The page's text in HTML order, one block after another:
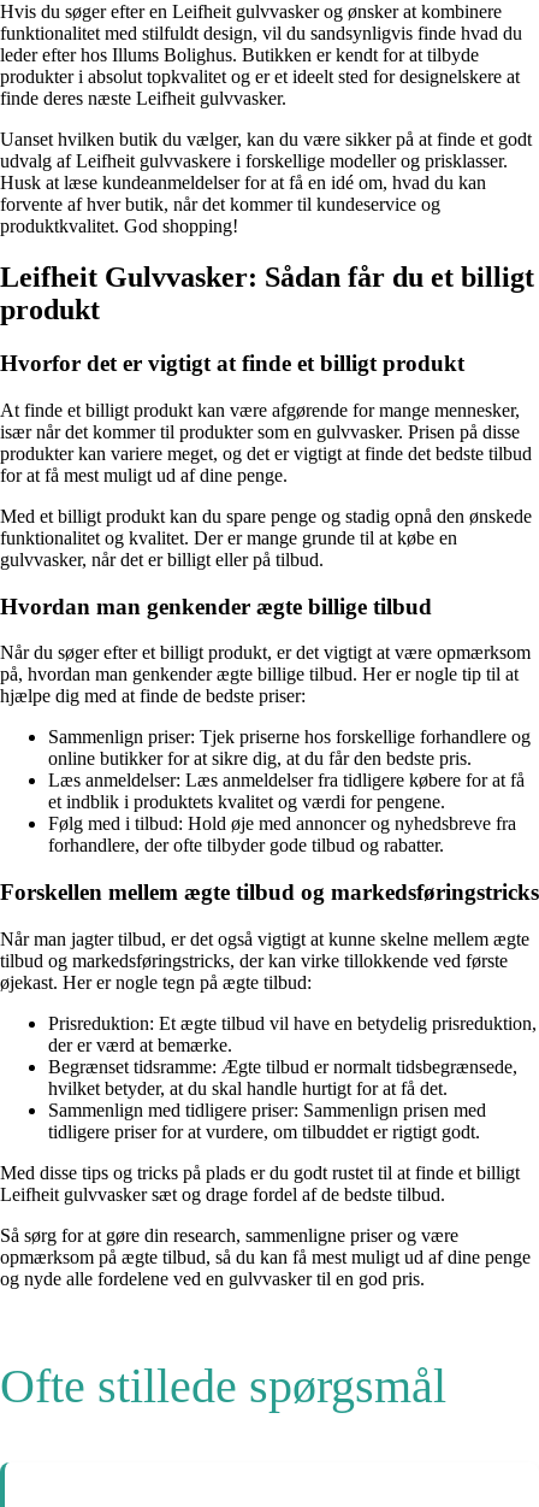
Hvis du søger efter en Leifheit gulvvasker og ønsker at kombinere
funktionalitet med stilfuldt design, vil du sandsynligvis finde hvad du
leder efter hos Illums Bolighus. Butikken er kendt for at tilbyde
produkter i absolut topkvalitet og er et ideelt sted for designelskere at
finde deres næste Leifheit gulvvasker.
Uanset hvilken butik du vælger, kan du være sikker på at finde et godt
udvalg af Leifheit gulvvaskere i forskellige modeller og prisklasser.
Husk at læse kundeanmeldelser for at få en idé om, hvad du kan
forvente af hver butik, når det kommer til kundeservice og
produktkvalitet. God shopping!
Leifheit Gulvvasker: Sådan får du et billigt
produkt
Hvorfor det er vigtigt at finde et billigt produkt
At finde et billigt produkt kan være afgørende for mange mennesker,
især når det kommer til produkter som en gulvvasker. Prisen på disse
produkter kan variere meget, og det er vigtigt at finde det bedste tilbud
for at få mest muligt ud af dine penge.
Med et billigt produkt kan du spare penge og stadig opnå den ønskede
funktionalitet og kvalitet. Der er mange grunde til at købe en
gulvvasker, når det er billigt eller på tilbud.
Hvordan man genkender ægte billige tilbud
Når du søger efter et billigt produkt, er det vigtigt at være opmærksom
på, hvordan man genkender ægte billige tilbud. Her er nogle tip til at
hjælpe dig med at finde de bedste priser:
Sammenlign priser: Tjek priserne hos forskellige forhandlere og
online butikker for at sikre dig, at du får den bedste pris.
Læs anmeldelser: Læs anmeldelser fra tidligere købere for at få
et indblik i produktets kvalitet og værdi for pengene.
Følg med i tilbud: Hold øje med annoncer og nyhedsbreve fra
forhandlere, der ofte tilbyder gode tilbud og rabatter.
Forskellen mellem ægte tilbud og markedsføringstricks
Når man jagter tilbud, er det også vigtigt at kunne skelne mellem ægte
tilbud og markedsføringstricks, der kan virke tillokkende ved første
øjekast. Her er nogle tegn på ægte tilbud:
Prisreduktion: Et ægte tilbud vil have en betydelig prisreduktion,
der er værd at bemærke.
Begrænset tidsramme: Ægte tilbud er normalt tidsbegrænsede,
hvilket betyder, at du skal handle hurtigt for at få det.
Sammenlign med tidligere priser: Sammenlign prisen med
tidligere priser for at vurdere, om tilbuddet er rigtigt godt.
Med disse tips og tricks på plads er du godt rustet til at finde et billigt
Leifheit gulvvasker sæt og drage fordel af de bedste tilbud.
Så sørg for at gøre din research, sammenligne priser og være
opmærksom på ægte tilbud, så du kan få mest muligt ud af dine penge
og nyde alle fordelene ved en gulvvasker til en god pris.
Ofte stillede spørgsmål